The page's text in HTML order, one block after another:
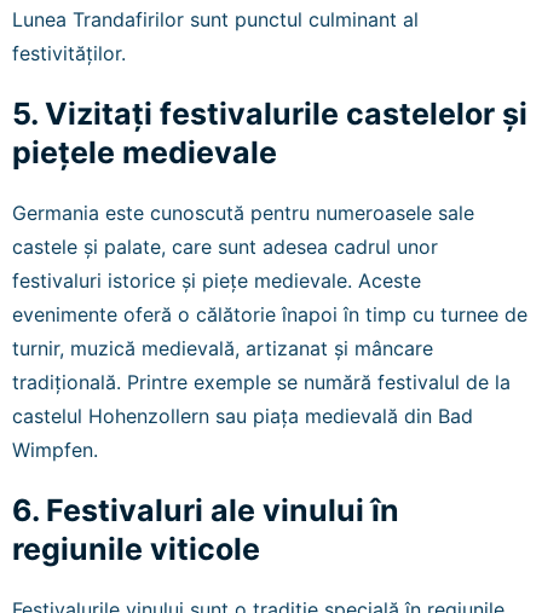
Lunea Trandafirilor sunt punctul culminant al
festivităților.
5. Vizitați festivalurile castelelor și
piețele medievale
Germania este cunoscută pentru numeroasele sale
castele și palate, care sunt adesea cadrul unor
festivaluri istorice și piețe medievale. Aceste
evenimente oferă o călătorie înapoi în timp cu turnee de
turnir, muzică medievală, artizanat și mâncare
tradițională. Printre exemple se numără festivalul de la
castelul Hohenzollern sau piața medievală din Bad
Wimpfen.
6. Festivaluri ale vinului în
regiunile viticole